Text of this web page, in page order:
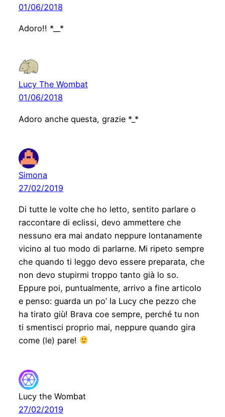
01/06/2018
Adoro!! *__*
Lucy The Wombat
01/06/2018
Adoro anche questa, grazie *_*
Simona
27/02/2019
Di tutte le volte che ho letto, sentito parlare o
raccontare di eclissi, devo ammettere che
nessuno era mai andato neppure lontanamente
vicino al tuo modo di parlarne. Mi ripeto sempre
che quando ti leggo devo essere preparata, che
non devo stupirmi troppo tanto già lo so.
Eppure poi, puntualmente, arrivo a fine articolo
e penso: guarda un po’ la Lucy che pezzo che
ha tirato giù! Brava coe sempre, perché tu non
ti smentisci proprio mai, neppure quando gira
come (le) pare!
Lucy the Wombat
27/02/2019